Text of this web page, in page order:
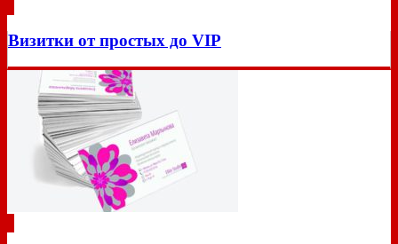
Визитки от простых до VIP